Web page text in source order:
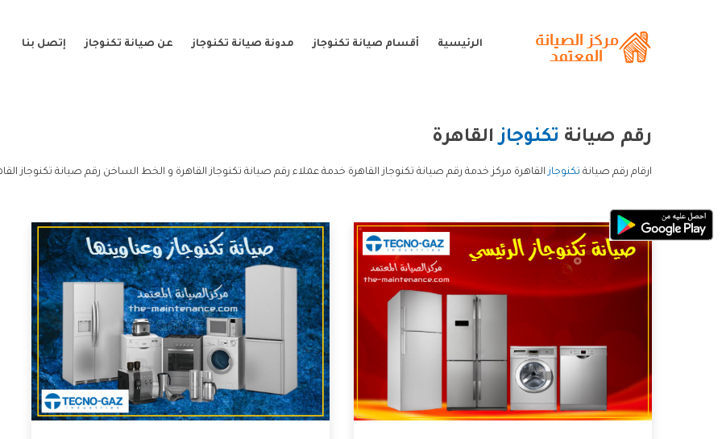
الرئيسية أقسام صيانة تكنوجاز مدونة صيانة تكنوجاز عن صيانة تكنوجاز إتصل بنا
رقم صيانة تكنوجازالقاهرة
ارقام رقم صيانة تكنوجازالقاهرة مركز خدمة رقم صيانة تكنوجاز القاهرة خدمة عملاء رقم صيانة تكنوجاز القاهرة و الخط الساخن رقم صيانة تكنوجاز